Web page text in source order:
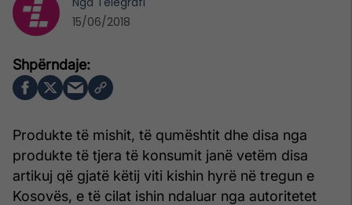
Produkte të mishit, të qumështit dhe disa nga
produkte të tjera të konsumit janë vetëm disa
artikuj që gjatë këtij viti kishin hyrë në tregun e
Kosovës, e të cilat ishin ndaluar nga autoritetet
15/06/2018